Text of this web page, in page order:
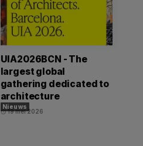
UIA2026BCN - The
largest global
gathering dedicated to
architecture
Nieuws
schedule19 mei 2026